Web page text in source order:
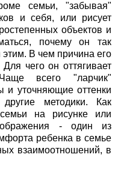
семьи, "забывая"
и себя, или рисует
объектов и
почему он так
этим. В чем причина его
чего он оттягивает
всего "ларчик"
и уточняющие оттенки
методики. Как
на рисунке или
- один из
ребенка в семье
взаимоотношений, в